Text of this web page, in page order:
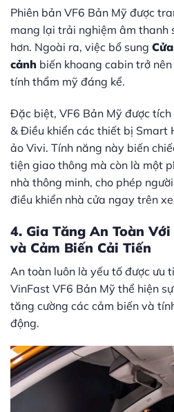
Phiên bản VF6 Bản Mỹ được
mang lại trải nghiệm âm thanh
hơn. Ngoài ra, việc bổ sung
cảnh biến khoang cabin trở
tính thẩm mỹ đáng kể.
Đặc biệt, VF6 Bản Mỹ được
& Điều khiển các thiết bị Smart
ảo Vivi. Tính năng này biến
tiện giao thông mà còn là một
nhà thông minh, cho phép
điều khiển nhà cửa ngay trên
4. Gia Tăng An Toàn
và Cảm Biến Cải Tiến
An toàn luôn là yếu tố được ưu
VinFast VF6 Bản Mỹ thể hiện
tăng cường các cảm biến và
động.